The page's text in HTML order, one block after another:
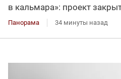
в кальмара»: проект
Панорама 34 минуты назад